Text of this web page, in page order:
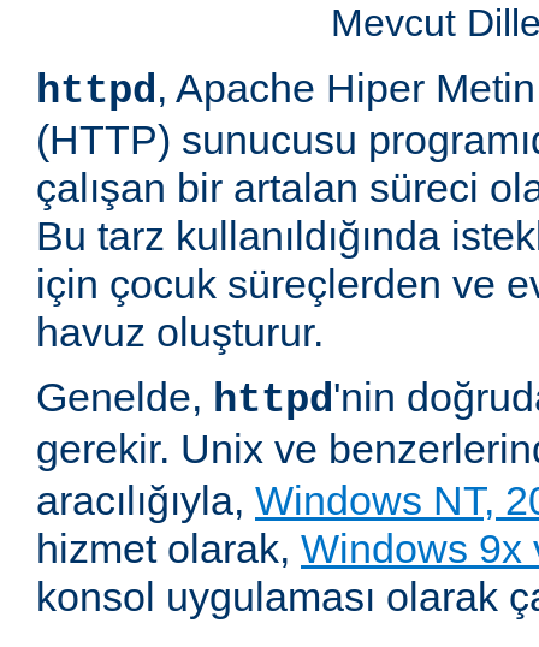
Mevcut
httpd, Apache Hiper
(HTTP) sunucusu
çalışan bir artalan süreci
Bu tarz kullanıldığında
için çocuk süreçlerden ve
havuz oluşturur.
Genelde, httpd'nin
gerekir. Unix ve
aracılığıyla, Windows NT,
hizmet olarak, Windows 9x
konsol uygulaması olarak